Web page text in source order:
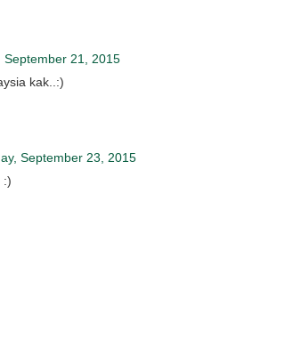
September 21, 2015
kak..:)
September 23, 2015
:)